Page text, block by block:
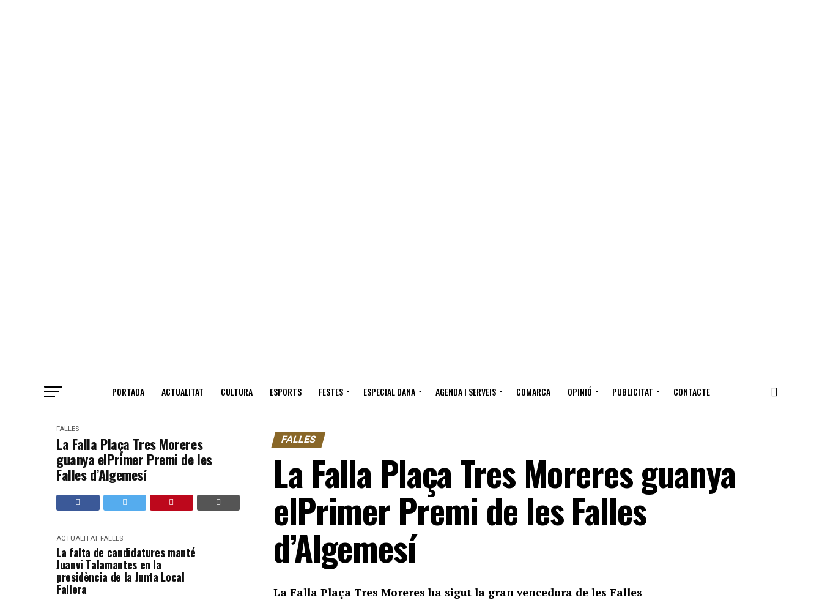
PORTADA ACTUALITAT CULTURA ESPORTS FESTES ESPECIAL DANA AGENDA I SERVEIS COMARCA OPINIÓ PUBLICITAT CONTACTE
FALLES
La Falla Plaça Tres Moreres
guanya elPrimer Premi de les
Falles d’Algemesí
ACTUALITAT FALLES
La falta de candidatures manté
Juanvi Talamantes en la
presidència de la Junta Local
Fallera
FALLES
La Falla Plaça Tres Moreres guanya
elPrimer Premi de les Falles
d’Algemesí
La Falla Plaça Tres Moreres ha sigut la gran vencedora de les Falles